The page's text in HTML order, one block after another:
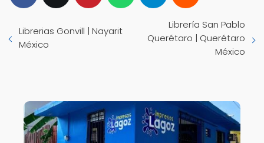
Librerias Gonvill | Nayarit
México
Librería San Pablo
Querétaro | Querétaro
México